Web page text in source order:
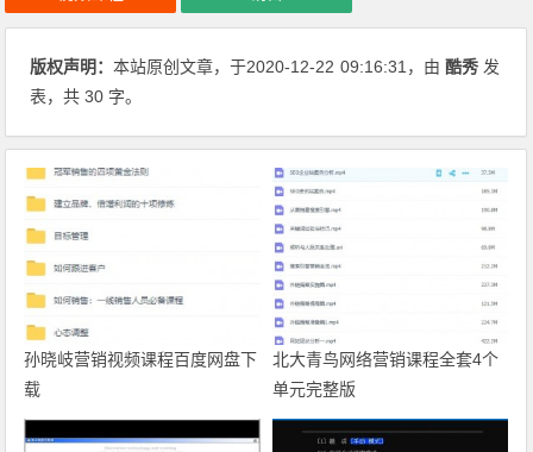
版权声明：本站原创文章，于2020-12-22 09:16:31 ，由酷秀 发
表，共 30 字。
孙晓岐营销视频课程百度网盘下
载
北大青鸟网络营销课程全套4个
单元完整版